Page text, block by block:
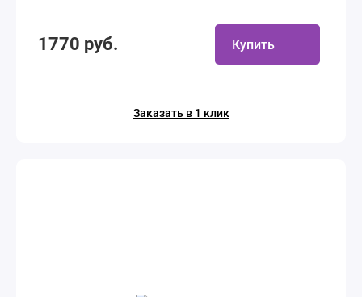
1770 руб. Купить
Заказать в 1 клик